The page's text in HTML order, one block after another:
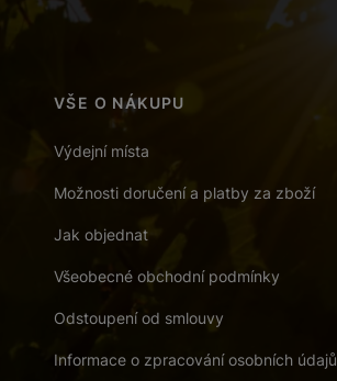
VŠE O NÁKUPU
Výdejní místa
Možnosti doručení a platby za zboží
Jak objednat
Všeobecné obchodní podmínky
Odstoupení od smlouvy
Informace o zpracování osobních údajů